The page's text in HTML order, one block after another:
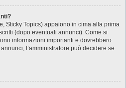
Sticky Topics) appaiono in cima alla prima
(dopo eventuali annunci). Come si
informazioni importanti e dovrebbero
l’amministratore può decidere se